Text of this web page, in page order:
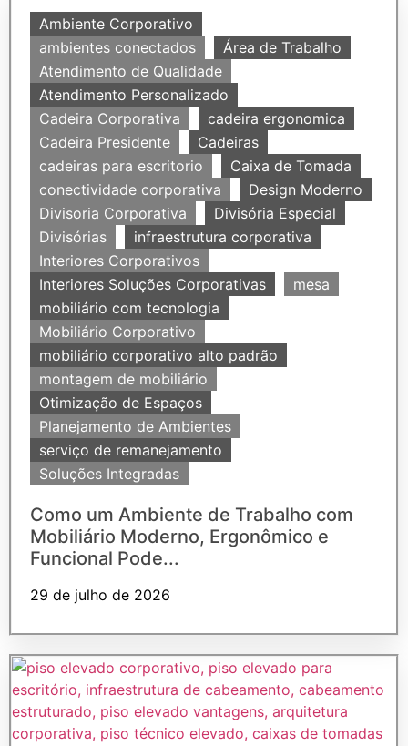
Ambiente Corporativo
ambientes conectados
Área de Trabalho
Atendimento de Qualidade
Atendimento Personalizado
Cadeira Corporativa
cadeira ergonomica
Cadeira Presidente
Cadeiras
cadeiras para escritorio
Caixa de Tomada
conectividade corporativa
Design Moderno
Divisoria Corporativa
Divisória Especial
Divisórias
infraestrutura corporativa
Interiores Corporativos
Interiores Soluções Corporativas
mesa
mobiliário com tecnologia
Mobiliário Corporativo
mobiliário corporativo alto padrão
montagem de mobiliário
Otimização de Espaços
Planejamento de Ambientes
serviço de remanejamento
Soluções Integradas
Como um Ambiente de Trabalho com
Mobiliário Moderno, Ergonômico e
Funcional Pode...
29 de julho de 2026